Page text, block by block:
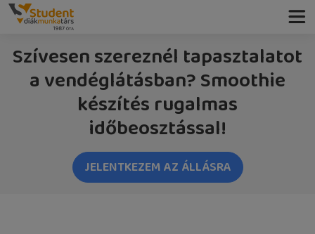
Szívesen szereznél tapasztalatot
a vendéglátásban? Smoothie
készítés rugalmas
időbeosztással!
JELENTKEZEM AZ ÁLLÁSRA